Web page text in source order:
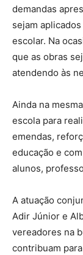
demandas
sejam
escolar. Na
que as obras
atendendo às
Ainda na
escola para
emendas,
educação e
alunos,
A atuação
Adir Júnior e
vereadores na
contribuam